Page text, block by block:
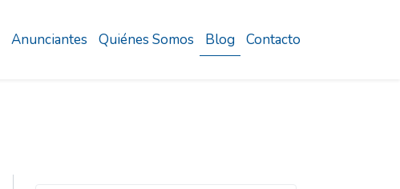
Anunciantes Quiénes Somos Blog Contacto